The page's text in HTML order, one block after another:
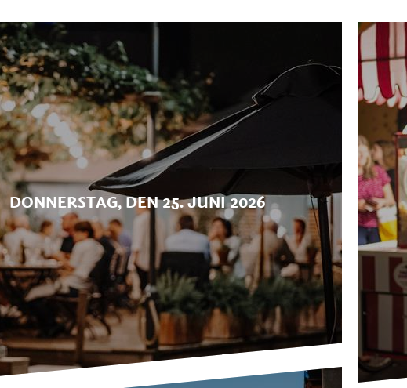
DONNERSTAG, DEN 25. JUNI 2026